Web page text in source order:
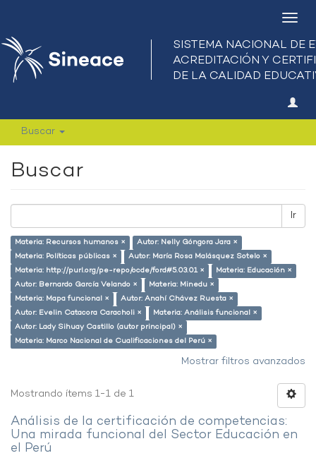
Buscar
Buscar
Ir
Materia: Recursos humanos ×
Autor: Nelly Góngora Jara ×
Materia: Políticas públicas ×
Autor: María Rosa Malásquez Sotelo ×
Materia: http://purl.org/pe-repo/ocde/ford#5.03.01 ×
Materia: Educación ×
Autor: Bernardo García Velando ×
Materia: Minedu ×
Materia: Mapa funcional ×
Autor: Anahí Chávez Ruesta ×
Autor: Evelin Catacora Caracholi ×
Materia: Análisis funcional ×
Autor: Lady Sihuay Castillo (autor principal) ×
Materia: Marco Nacional de Cualificaciones del Perú ×
Mostrar filtros avanzados
Mostrando ítems 1-1 de 1
Análisis de la certificación de competencias:
Una mirada funcional del Sector Educación en
el Perú